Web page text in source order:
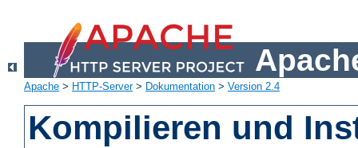
Apache > HTTP-Server> Dokumentation > Version 2.4
Kompilieren und